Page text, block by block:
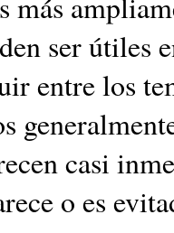
ser útiles
entre los
casi
o es